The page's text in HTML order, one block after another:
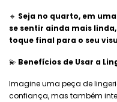
🔹 Seja no quarto, em
se sentir ainda mais
toque final para o seu
💫 Benefícios de Usar a
Imagine uma peça de
confiança, mas também